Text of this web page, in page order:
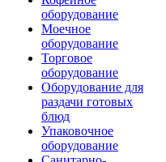
оборудование
Моечное
оборудование
Торговое
оборудование
Оборудование для
раздачи готовых
блюд
Упаковочное
оборудование